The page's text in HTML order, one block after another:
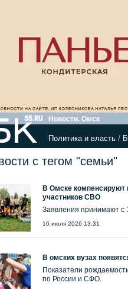
Новости. Омск
Политика и власть /
с тегом "семьи"
В Омске компенсируют
участников СВО
Заявления принимают с
16 июля 2026 13:31
В омских вузах
Показатели
по России и СФО.